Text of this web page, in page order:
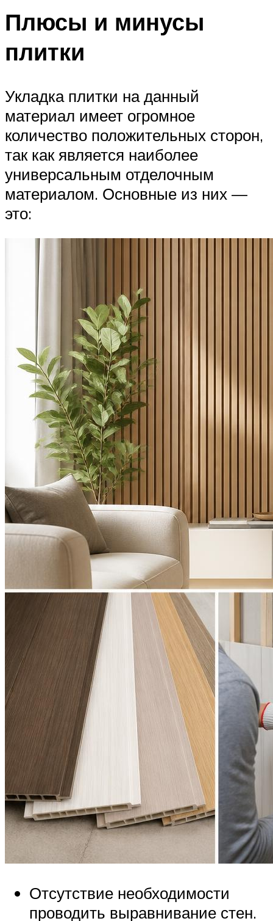
Плюсы и минусы
плитки
Укладка плитки на данный
материал имеет огромное
количество положительных сторон,
так как является наиболее
универсальным отделочным
материалом. Основные из них —
это:
Отсутствие необходимости
проводить выравнивание стен.